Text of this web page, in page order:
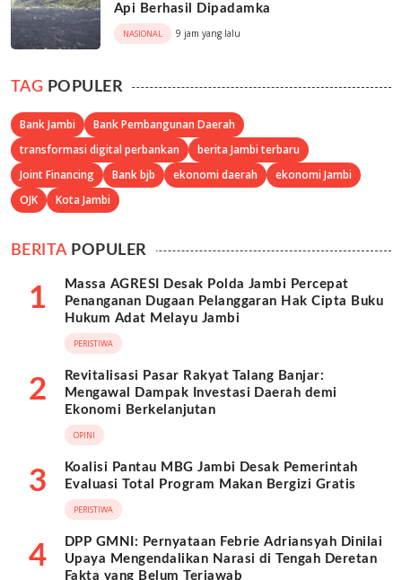
Api Berhasil Dipadamka
NASIONAL 9 jam yang lalu
TAG POPULER
Bank Jambi
Bank Pembangunan Daerah
transformasi digital perbankan
berita Jambi terbaru
Joint Financing
Bank bjb ekonomi daerah
ekonomi Jambi
OJK
Kota Jambi
BERITAPOPULER
1
Massa AGRESI Desak Polda Jambi Percepat
Penanganan Dugaan Pelanggaran Hak Cipta Buku
Hukum Adat Melayu Jambi
PERISTIWA
2
Revitalisasi Pasar Rakyat Talang Banjar:
Mengawal Dampak Investasi Daerah demi
Ekonomi Berkelanjutan
OPINI
3
Koalisi Pantau MBG Jambi Desak Pemerintah
Evaluasi Total Program Makan Bergizi Gratis
PERISTIWA
4
DPP GMNI: Pernyataan Febrie Adriansyah Dinilai
Upaya Mengendalikan Narasi di Tengah Deretan
Fakta yang Belum Terjawab